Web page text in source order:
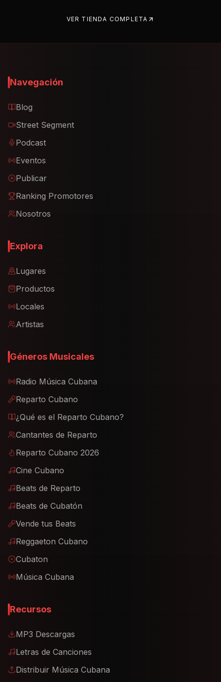
VER TIENDA COMPLETA
Navegación
Blog
Street Segment
Podcast
Eventos
Publicar
Ranking Promotores
Nosotros
Explora
Lugares
Productos
Locales
Artistas
Géneros Musicales
Radio Música Cubana
Reparto Cubano
¿Qué es el Reparto Cubano?
Cantantes de Reparto
Reparto Cubano 2026
Cine Cubano
Beats de Reparto
Beats de Cubatón
Vende tus Beats
Reggaeton Cubano
Cubaton
Música Cubana
Recursos
MP3 Descargas
Letras de Canciones
Distribuir Música Cubana